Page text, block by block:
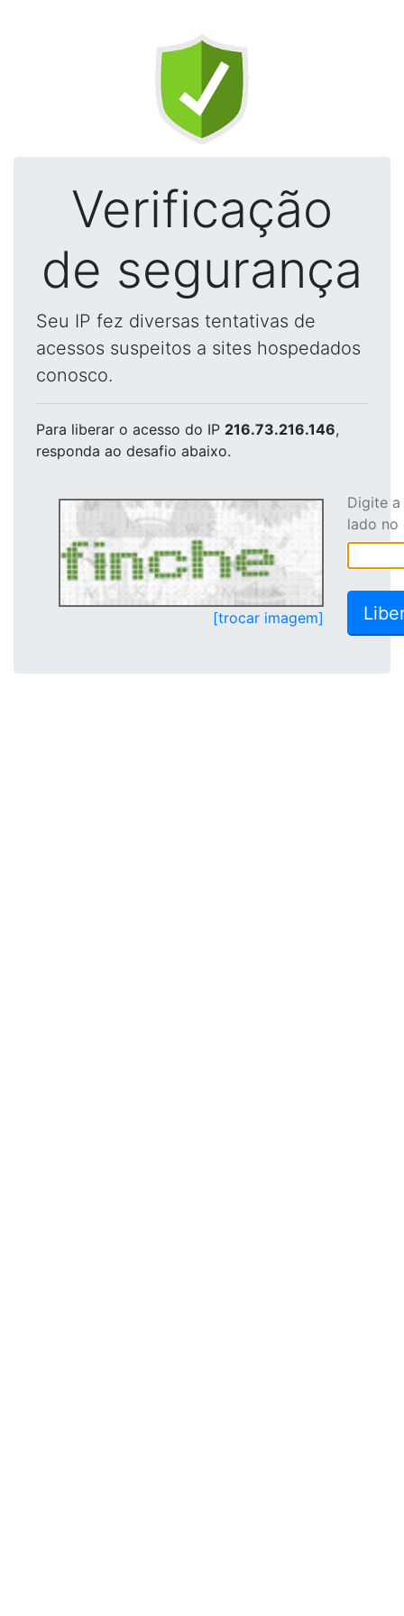
Verificação
de segurança
Seu IP fez diversas tentativas de
acessos suspeitos a sites hospedados
conosco.
Para liberar o acesso do IP 216.73.216.146,
responda ao desafio abaixo.
[trocar imagem]
Digite
lado no